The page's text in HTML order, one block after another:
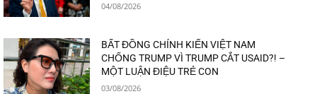
04/08/2026
BẤT ĐỒNG CHÍNH KIẾN VIỆT NAM
CHỐNG TRUMP VÌ TRUMP CẮT USAID?! –
MỘT LUẬN ĐIỆU TRẺ CON
03/08/2026